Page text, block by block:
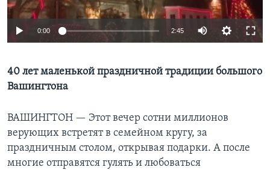
Learning English
0:00 2:45
40 лет маленькой праздничной традиции большого
Вашингтона
ВАШИНГТОН — Этот вечер сотни миллионов
верующих встретят в семейном кругу, за
праздничным столом, открывая подарки. А после
многие отправятся гулять и любоваться